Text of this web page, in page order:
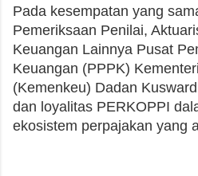
Pada kesempatan yang
Pemeriksaan Penilai,
Keuangan Lainnya Pusat
Keuangan (PPPK)
(Kemenkeu) Dadan
dan loyalitas PERKOPPI
ekosistem perpajakan yang